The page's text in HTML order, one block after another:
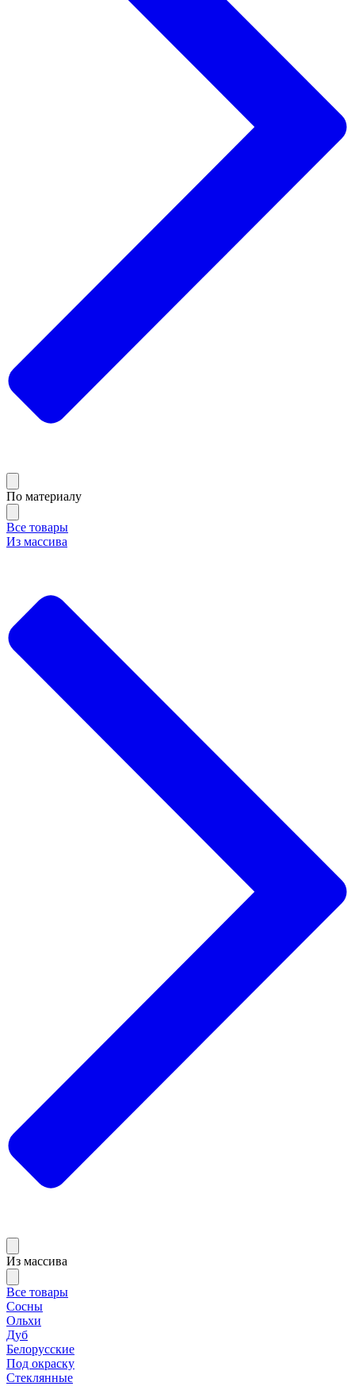
По материалу
Все товары
Из массива
Из массива
Все товары
Сосны
Ольхи
Дуб
Белорусские
Под окраску
Стеклянные